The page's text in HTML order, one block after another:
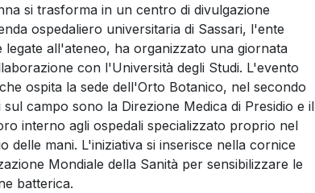
si trasforma in un centro di divulgazione
ospedaliero universitaria di Sassari, l'ente
all'ateneo, ha organizzato una giornata
con l'Università degli Studi. L'evento
ospita la sede dell'Orto Botanico, nel secondo
campo sono la Direzione Medica di Presidio e il
interno agli ospedali specializzato proprio nel
delle mani. L'iniziativa si inserisce nella cornice
Mondiale della Sanità per sensibilizzare le
batterica.